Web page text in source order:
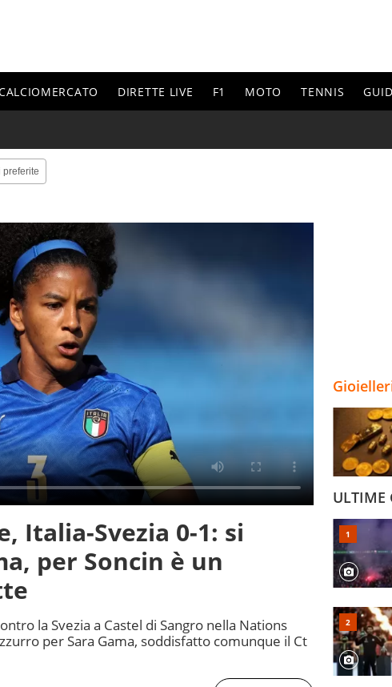
DIRETTE LIVE F1 MOTO TENNIS
preferite
Italia-Svezia 0-1: si
per Soncin è un
la Svezia a Castel di Sangro nella Nations
per Sara Gama, soddisfatto comunque il Ct
ULTIME